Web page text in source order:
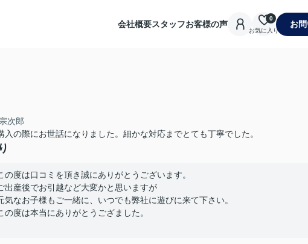
会社概要スタッフお客様の声
お気に入り
0
お
次郎
入の際にお世話になりました。細かな対応までとても丁寧でした。
の度は口コミを頂き誠にありがとうございます。
出産後でお引越など大変かと思いますが
気なお子様もご一緒に、いつでも弊社に遊びに来て下さい。
の度は本当にありがとうござました。